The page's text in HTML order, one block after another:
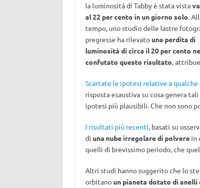
la luminosità di Tabby è stata vista
al 22 per cento in un giorno solo.
tempo, uno studio delle lastre
pregresse ha rilevato una perdita di
luminosità di circa il 20 per cento
confutato questo risultato,
Scartate le ipotesi relative a
risposta esaustiva su cosa genera
ipotesi più plausibili. Che non sono
I risultati più recenti, basati su
di una nube irregolare di polvere in
quelli di brevissimo periodo, che
Altri studi hanno suggerito che lo
orbitano un pianeta dotato di anelli